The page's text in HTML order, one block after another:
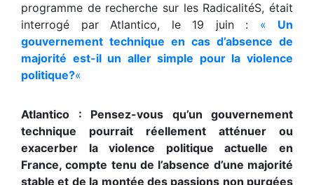
programme de recherche sur les RadicalitéS, était
interrogé par Atlantico, le 19 juin : « Un
gouvernement technique en cas d’absence de
majorité est-il un aller simple pour la violence
politique?«
Atlantico : Pensez-vous qu’un gouvernement
technique pourrait réellement atténuer ou
exacerber la violence politique actuelle en
France, compte tenu de l’absence d’une majorité
stable et de la montée des passions non purgées